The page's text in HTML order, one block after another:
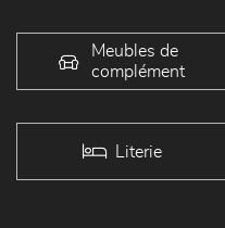
Meubles de
complément
Literie